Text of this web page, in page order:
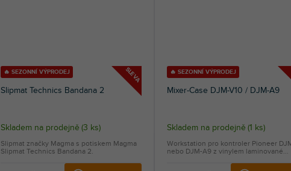
SLEVA
🔥 SEZONNÍ VÝPRODEJ
Slipmat Technics Bandana 2
Skladem na prodejně (3 ks)
Slipmat značky Magma s potiskem Magma
Slipmat Technics Bandana 2.
🔥 SEZONNÍ VÝPRODEJ
Mixer-Case DJM-V10 / DJM-A9
Skladem na prodejně (1 ks)
Workstation pro kontroler Pioneer
nebo DJM-A9 z vinylem laminované...